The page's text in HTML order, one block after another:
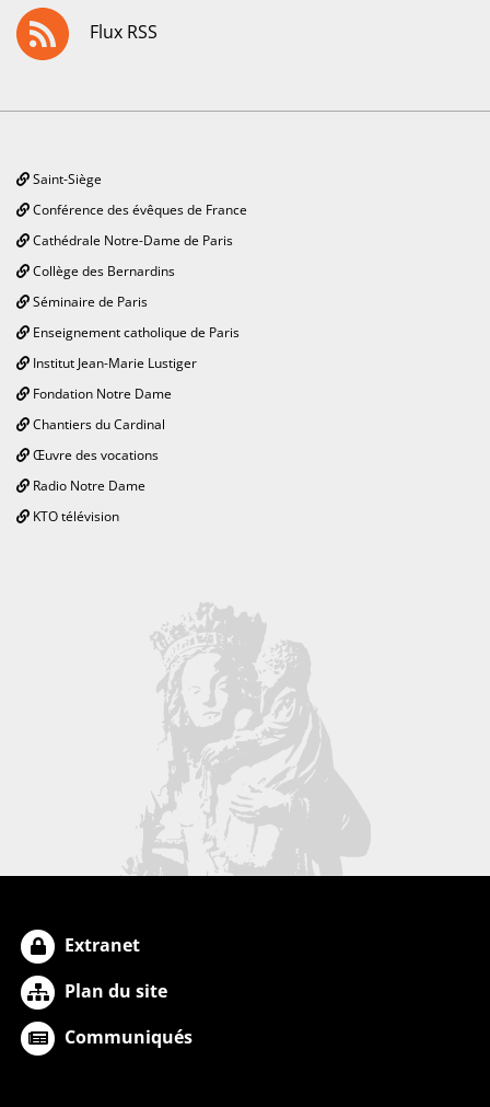
Flux RSS
Saint-Siège
Conférence des évêques de France
Cathédrale Notre-Dame de Paris
Collège des Bernardins
Séminaire de Paris
Enseignement catholique de Paris
Institut Jean-Marie Lustiger
Fondation Notre Dame
Chantiers du Cardinal
Œuvre des vocations
Radio Notre Dame
KTO télévision
Extranet
Plan du site
Communiqués